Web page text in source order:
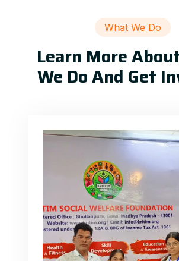
What We Do
Learn More
We Do And Get